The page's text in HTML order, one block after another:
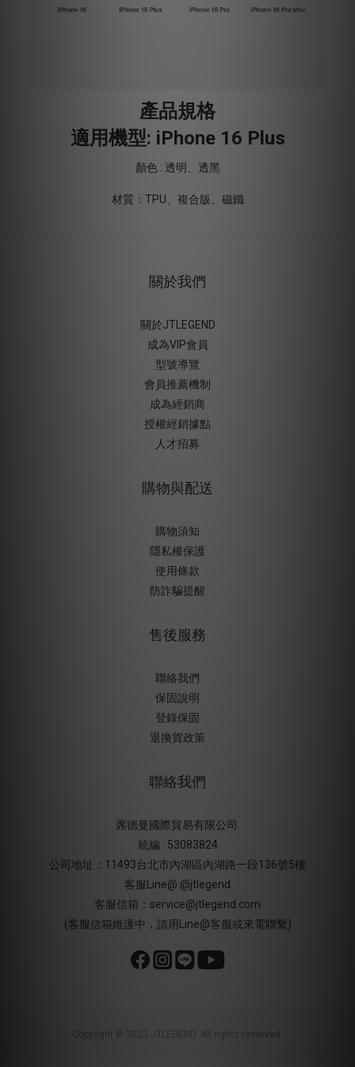
產品規格
適用機型: iPhone 16 Plus
顏色 : 透明、透黑
材質：TPU、複合版、磁鐵
關於我們
關於JTLEGEND
成為VIP會員
型號導覽
會員推薦機制
成為經銷商
授權經銷據點
人才招募
購物與配送
購物須知
隱私權保護
使用條款
防詐騙提醒
售後服務
聯絡我們
保固說明
登錄保固
退換貨政策
聯絡我們
席德曼國際貿易有限公司
統編 : 53083824
公司地址：11493台北市內湖區內湖路一段136號5樓
客服Line@:@jtlegend
客服信箱：service@jtlegend.com
(客服信箱維護中，請用Line@客服或來電聯繫)
Copyright © 2023 JTLEGEND. All rights reserved.